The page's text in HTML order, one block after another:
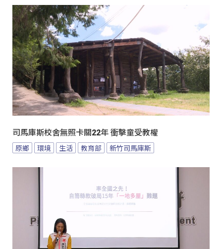
司馬庫斯校舍無照卡關22年 衝擊童受教權
原鄉 環境 生活 教育部 新竹司馬庫斯